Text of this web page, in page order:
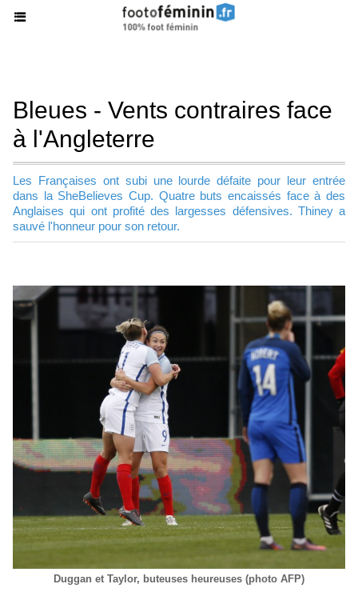
Bleues - Vents contraires face
à l'Angleterre
Les Françaises ont subi une lourde défaite pour leur entrée
dans la SheBelieves Cup. Quatre buts encaissés face à des
Anglaises qui ont profité des largesses défensives. Thiney a
sauvé l'honneur pour son retour.
Duggan et Taylor, buteuses heureuses (photo AFP)